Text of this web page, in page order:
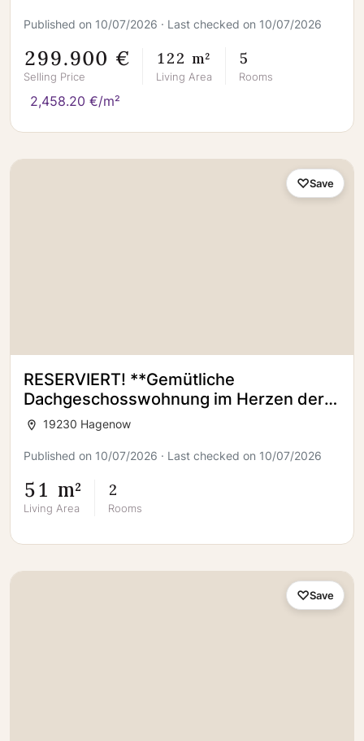
Published on 10/07/2026 · Last checked on 10/07/2026
299.900 €
Selling Price
122 m²
Living Area
5
Rooms
2,458.20 €/m²
RESERVIERT! **Gemütliche
Dachgeschosswohnung im Herzen der
Hagenower Innenstadt**
19230 Hagenow
Published on 10/07/2026 · Last checked on 10/07/2026
51 m²
Living Area
2
Rooms
Save
Save